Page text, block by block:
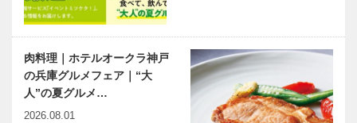
肉料理｜ホテルオークラ神戸
の兵庫グルメフェア｜“大
人”の夏グルメ…
2026.08.01